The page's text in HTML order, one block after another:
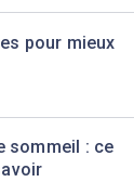
pour mieux
sommeil : ce